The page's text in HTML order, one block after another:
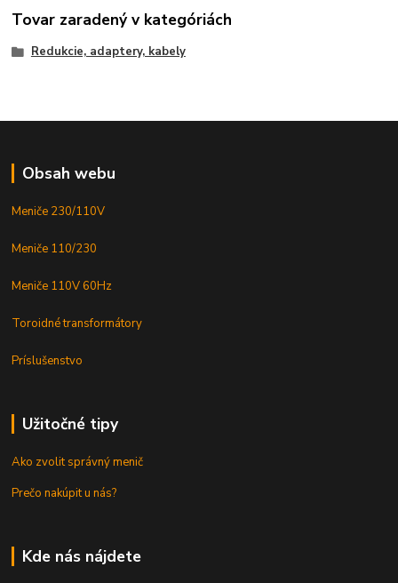
Tovar zaradený v kategóriách
Redukcie, adaptery, kabely
Obsah webu
Meniče 230/110V
Meniče 110/230
Meniče 110V 60Hz
Toroidné transformátory
Príslušenstvo
Užitočné tipy
Ako zvolit správný menič
Prečo nakúpit u nás?
Kde nás nájdete